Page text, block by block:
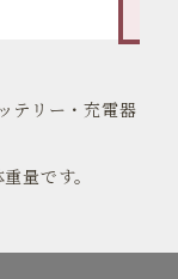
テリー・充電器
量です。